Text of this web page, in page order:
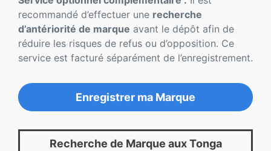
recommandé d’effectuer une recherche
d’antériorité de marque avant le dépôt afin de
réduire les risques de refus ou d’opposition. Ce
service est facturé séparément de l’enregistrement.
Enregistrer ma Marque
Recherche de Marque aux Tonga